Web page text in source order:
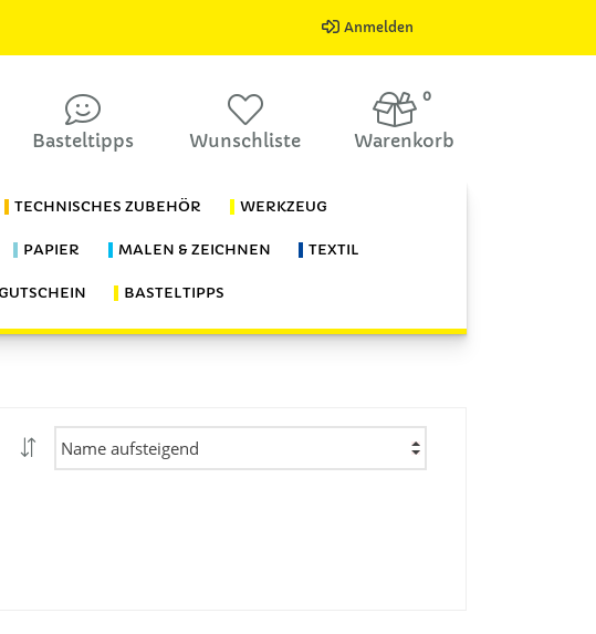
Anmelden
Basteltipps Wunschliste
0
Warenkorb
TECHNISCHES ZUBEHÖR WERKZEUG
PAPIER MALEN & ZEICHNEN TEXTIL
BASTELTIPPS